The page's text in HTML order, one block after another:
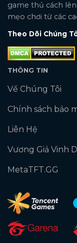
game thủ cách
mẹo chơi từ các
Theo Dõi Chúng
THÔNG TIN
Về Chúng Tôi
Chính sách bảo
Liên Hệ
Vương Giả Vinh
MetaTFT.GG